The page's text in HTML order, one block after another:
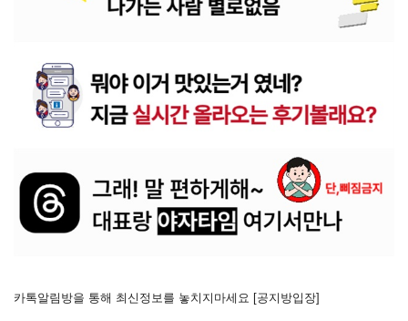
카톡알림방을 통해 최신정보를 놓치지마세요 [공지방입장]